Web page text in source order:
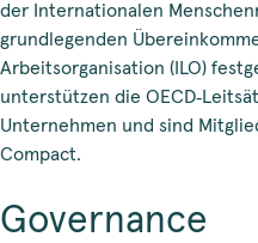
der Internationalen
grundlegenden
Arbeitsorganisation (ILO)
unterstützen die
Unternehmen und sind
Compact.
Governance